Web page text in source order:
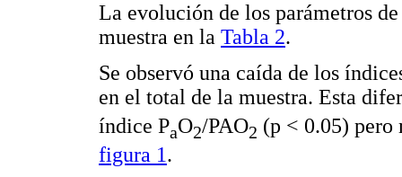
La evolución de los parámetros
muestra en la Tabla 2.
Se observó una caída de los
en el total de la muestra. Esta
índice PaO2/PAO2 (p < 0.05) pero
figura 1.